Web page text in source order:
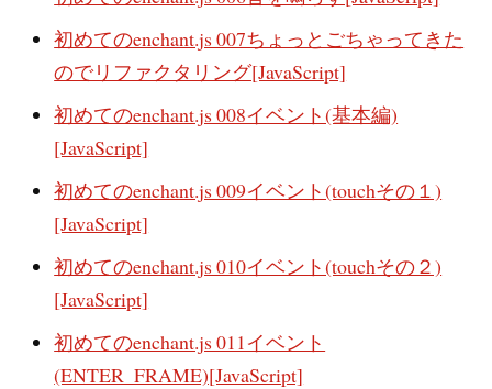
初めてのenchant.js 007ちょっとごちゃってきた
のでリファクタリング[JavaScript]
初めてのenchant.js 008イベント(基本編)
[JavaScript]
初めてのenchant.js 009イベント(touchその１)
[JavaScript]
初めてのenchant.js 010イベント(touchその２)
[JavaScript]
初めてのenchant.js 011イベント
(ENTER_FRAME)[JavaScript]